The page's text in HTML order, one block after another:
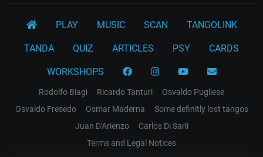
PLAY MUSIC SCAN TANGOLINK
TANDA QUIZ ARTICLES PSY CARDS
WORKSHOPS
Rodolfo Biagi Ricardo Tanturi
Osvaldo Pugliese
Osvaldo Fresedo
Osmar Maderna
Some definitly lost tangos
Juan D'Arienzo
Carlos Di Sarli
Terms and Legal Notices